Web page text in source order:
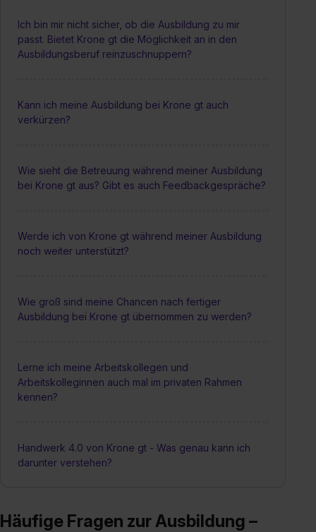
Ich bin mir nicht sicher, ob die Ausbildung zu mir
passt. Bietet Krone gt die Möglichkeit an in den
Ausbildungsberuf reinzuschnuppern?
Kann ich meine Ausbildung bei Krone gt auch
verkürzen?
Wie sieht die Betreuung während meiner Ausbildung
bei Krone gt aus? Gibt es auch Feedbackgespräche?
Werde ich von Krone gt während meiner Ausbildung
noch weiter unterstützt?
Wie groß sind meine Chancen nach fertiger
Ausbildung bei Krone gt übernommen zu werden?
Lerne ich meine Arbeitskollegen und
Arbeitskolleginnen auch mal im privaten Rahmen
kennen?
Handwerk 4.0 von Krone gt - Was genau kann ich
darunter verstehen?
Häufige Fragen zur Ausbildung –